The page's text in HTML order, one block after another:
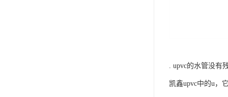
. upvc的水管没有
凯鑫upvc中的u，